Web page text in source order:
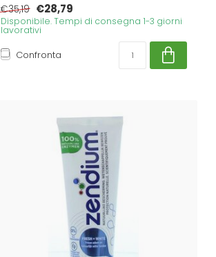
€35,19 €28,79
Disponibile. Tempi di consegna 1-3 giorni
lavorativi
Confronta